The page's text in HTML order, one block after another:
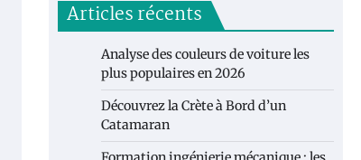
Articles récents
Analyse des couleurs de voiture les
plus populaires en 2026
Découvrez la Crète à Bord d’un
Catamaran